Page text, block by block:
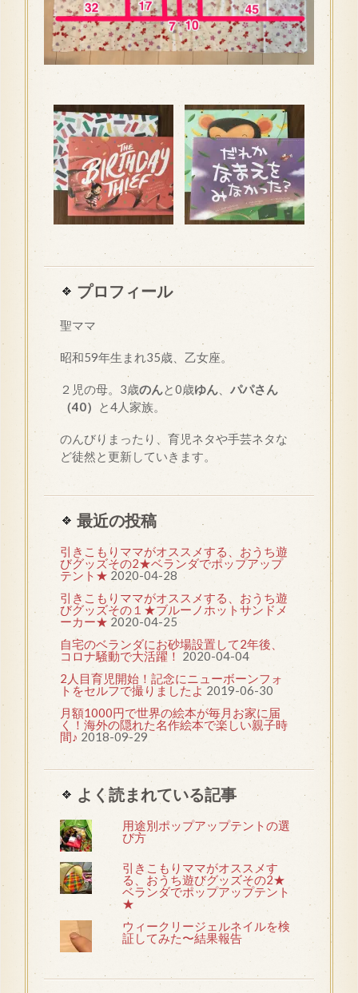
プロフィール
聖ママ
昭和59年生まれ35歳、乙女座。
２児の母。3歳のん と0歳ゆん
パパさん
（40）
と4人家族。
のんびりまったり、育児ネタや手芸ネタな
ど徒然と更新していきます。
最近の投稿
引きこもりママがオススメする、おうち遊
びグッズその2★ベランダでポップアップ
テント★ 2020-04-28
引きこもりママがオススメする、おうち遊
びグッズその１★ブルーノホットサンドメ
ーカー★ 2020-04-25
自宅のベランダにお砂場設置して2年後、
コロナ騒動で大活躍！ 2020-04-04
2人目育児開始！記念にニューボーンフォ
トをセルフで撮りましたよ 2019-06-30
月額1000円で世界の絵本が毎月お家に届
く！海外の隠れた名作絵本で楽しい親子時
間♪ 2018-09-29
よく読まれている記事
用途別ポップアップテントの選
び方
引きこもりママがオススメす
る、おうち遊びグッズその2★
ベランダでポップアップテント
★
ウィークリージェルネイルを検
証してみた〜結果報告